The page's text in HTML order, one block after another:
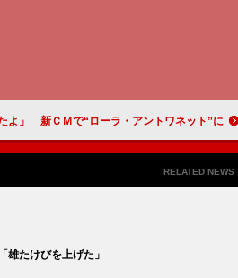
演技してみたよ」 新ＣＭで“ローラ・アントワネット”に
RELATED NEWS
たけびを上げた」